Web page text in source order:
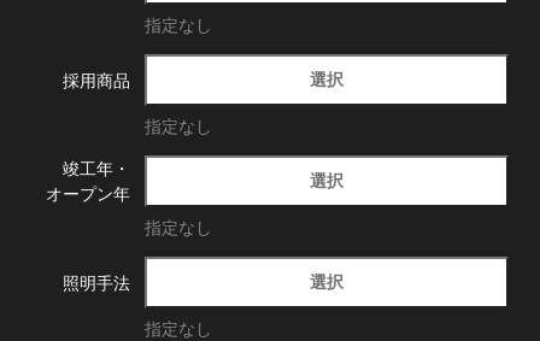
指定なし
採用商品 選択
指定なし
竣工年・
オープン年
選択
指定なし
照明手法 選択
指定なし